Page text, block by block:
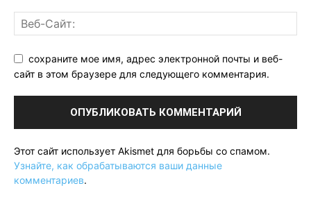
сохраните мое имя, адрес электронной почты и веб-
сайт в этом браузере для следующего комментария.
Этот сайт использует Akismet для борьбы со спамом.
Узнайте, как обрабатываются ваши данные
комментариев.